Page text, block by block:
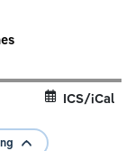
ICS/iCal